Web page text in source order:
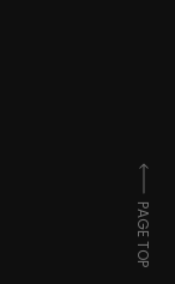
PAGE TOP